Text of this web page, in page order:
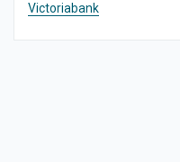
Victoriabank